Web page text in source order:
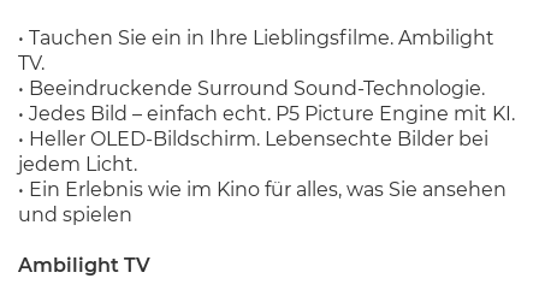
• Tauchen Sie ein in Ihre Lieblingsfilme. Ambilight
TV.
• Beeindruckende Surround Sound-Technologie.
• Jedes Bild – einfach echt. P5 Picture Engine mit KI.
• Heller OLED-Bildschirm. Lebensechte Bilder bei
jedem Licht.
• Ein Erlebnis wie im Kino für alles, was Sie ansehen
und spielen
Ambilight TV